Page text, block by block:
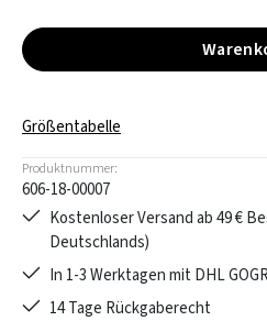
Größentabelle
Produktnummer:
606-18-00007
Kostenloser Versand ab 49 €
Deutschlands)
In 1-3 Werktagen mit DHL
14 Tage Rückgaberecht